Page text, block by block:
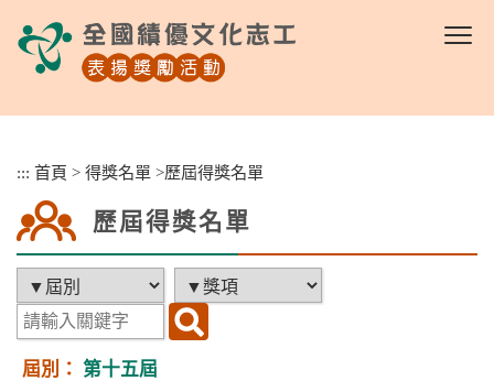
::: 首頁 > 得獎名單 >歷屆得獎名單
歷屆得獎名單
第十五屆